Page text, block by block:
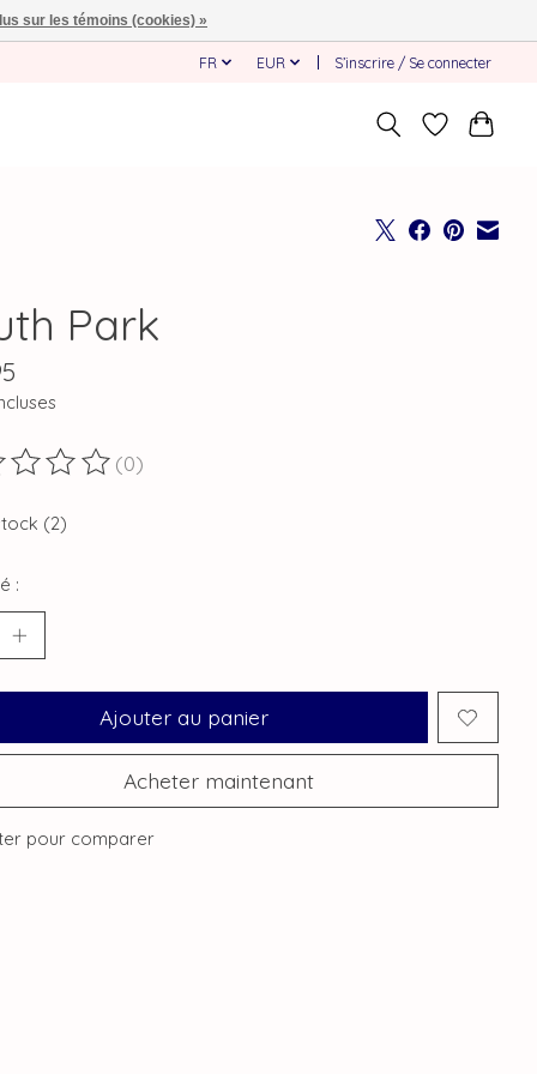
FR EUR S’inscrire / Se connecter
Park
est évalué à
(0)
(2)
:
Ajouter au panier
Acheter maintenant
pour comparer
sur les témoins (cookies) »